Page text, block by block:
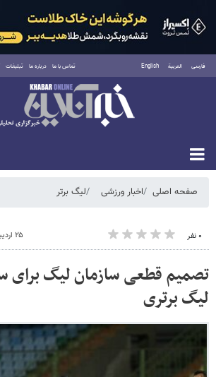
فارسی العربية English تماس با ما درباره ما تبلیغات
شنبه ۱۷ مرداد ۱۴۰۵
صفحه اصلی اخبار ورزشی لیگ برتر
۰ نفر ۲۵ اردیبهشت ۱۴۰۵ - ۰۶:۰۰
تصمیم قطعی سازمان لیگ برای
لیگ برتری